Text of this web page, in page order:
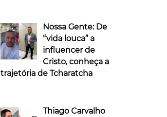
Nossa Gente: De
“vida louca” a
influencer de
Cristo, conheça a
trajetória de Tcharatcha
Thiago Carvalho